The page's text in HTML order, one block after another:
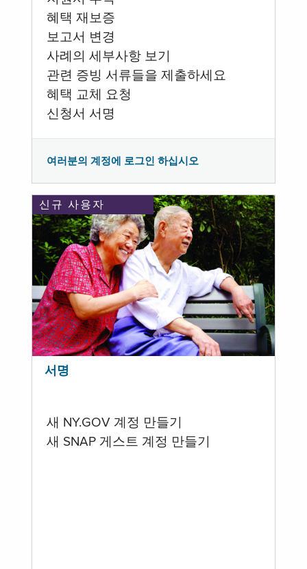
혜택 재보증
보고서 변경
사례의 세부사항 보기
관련 증빙 서류들을 제출하세요
혜택 교체 요청
신청서 서명
여러분의 계정에 로그인 하십시오
신규 사용자
서명
새 NY.GOV 계정 만들기
새 SNAP 게스트 계정 만들기